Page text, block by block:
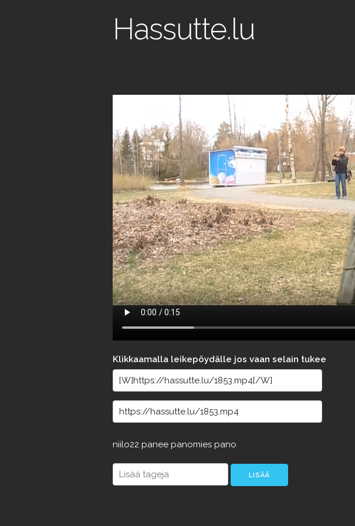
Hassutte.lu
Klikkaamalla leikepöydälle jos vaan selain tukee
niilo22 panee panomies pano